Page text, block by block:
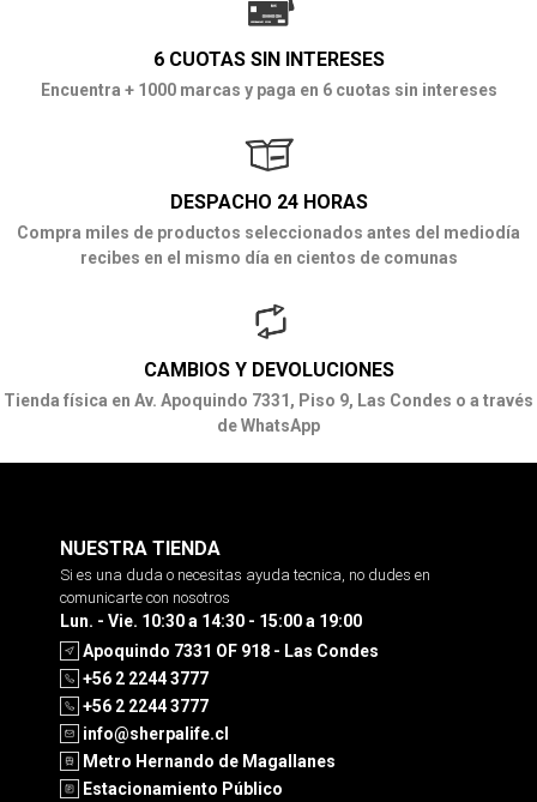
6 CUOTAS SIN INTERESES
Encuentra + 1000 marcas y paga en 6 cuotas sin intereses
DESPACHO 24 HORAS
Compra miles de productos seleccionados antes del mediodía
recibes en el mismo día en cientos de comunas
CAMBIOS Y DEVOLUCIONES
Tienda física en Av. Apoquindo 7331, Piso 9, Las Condes o a través
de WhatsApp
NUESTRA TIENDA
Si es una duda o necesitas ayuda tecnica, no dudes en
comunicarte con nosotros
Lun. - Vie. 10:30 a 14:30 - 15:00 a 19:00
Apoquindo 7331 OF 918 - Las Condes
+56 2 2244 3777
+56 2 2244 3777
info@sherpalife.cl
Metro Hernando de Magallanes
Estacionamiento Público